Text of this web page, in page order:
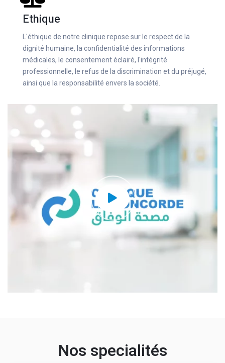
Ethique
L'éthique de notre clinique repose sur le respect de la
dignité humaine, la confidentialité des informations
médicales, le consentement éclairé, l'intégrité
professionnelle, le refus de la discrimination et du préjugé,
ainsi que la responsabilité envers la société.
Nos specialités